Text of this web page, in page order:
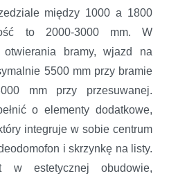
między 1000 a 1800
to 2000-3000 mm. W
bramy, wjazd na
5500 mm przy bramie
mm przy przesuwanej.
o elementy dodatkowe,
integruje w sobie centrum
i skrzynkę na listy.
w estetycznej obudowie,